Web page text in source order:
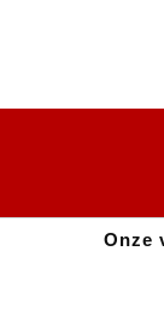
Onze